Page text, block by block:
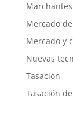
Marchantes
Mercado
Mercado y
Nuevas
Tasación
Tasación